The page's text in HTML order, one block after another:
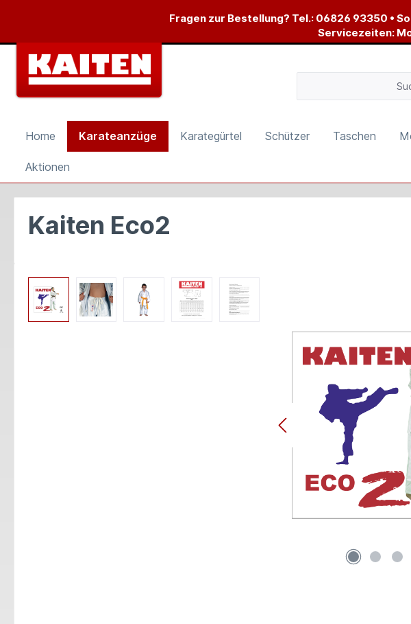
Zur Hauptnavigation springenFragen zur Bestellung? Tel.: 06826 93350 •
Servicezeiten:
Home Karateanzüge Karategürtel Schützer Taschen
Aktionen
Kaiten Eco2
Bildergalerie überspringen